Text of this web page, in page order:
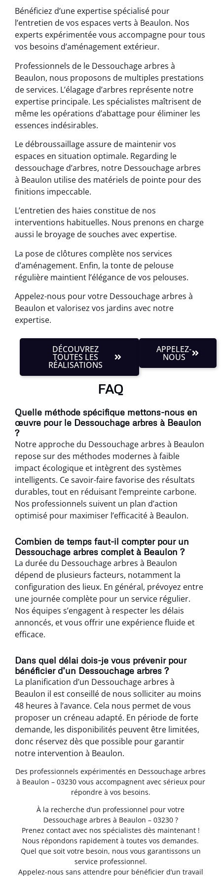
Bénéficiez d’une expertise spécialisé pour
l’entretien de vos espaces verts à Beaulon. Nos
experts expérimentée vous accompagne pour tous
vos besoins d’aménagement extérieur.
Professionnels de le Dessouchage arbres à
Beaulon, nous proposons de multiples prestations
de services. L’élagage d’arbres représente notre
expertise principale. Les spécialistes maîtrisent de
même les opérations d’abattage pour éliminer les
essences indésirables.
Le débroussaillage assure de maintenir vos
espaces en situation optimale. Regarding le
dessouchage d’arbres, notre Dessouchage arbres
à Beaulon utilise des matériels de pointe pour des
finitions impeccable.
L’entretien des haies constitue de nos
interventions habituelles. Nous prenons en charge
aussi le broyage de souches avec expertise.
La pose de clôtures complète nos services
d’aménagement. Enfin, la tonte de pelouse
régulière maintient l’élégance de vos pelouses.
Appelez-nous pour votre Dessouchage arbres à
Beaulon et valorisez vos jardins avec notre
expertise.
DÉCOUVREZ
TOUTES LES
RÉALISATIONS
APPELEZ-
NOUS
FAQ
Quelle méthode spécifique mettons-nous en
œuvre pour le Dessouchage arbres à Beaulon
?
Notre approche du Dessouchage arbres à Beaulon
repose sur des méthodes modernes à faible
impact écologique et intègrent des systèmes
intelligents. Ce savoir-faire favorise des résultats
durables, tout en réduisant l’empreinte carbone.
Nos professionnels suivent un plan d’action
optimisé pour maximiser l’efficacité à Beaulon.
Combien de temps faut-il compter pour un
Dessouchage arbres complet à Beaulon ?
La durée du Dessouchage arbres à Beaulon
dépend de plusieurs facteurs, notamment la
configuration des lieux. En général, prévoyez entre
une journée complète pour un service régulier.
Nos équipes s’engagent à respecter les délais
annoncés, et vous offrir une expérience fluide et
efficace.
Dans quel délai dois-je vous prévenir pour
bénéficier d’un Dessouchage arbres ?
La planification d’un Dessouchage arbres à
Beaulon il est conseillé de nous solliciter au moins
48 heures à l’avance. Cela nous permet de vous
proposer un créneau adapté. En période de forte
demande, les disponibilités peuvent être limitées,
donc réservez dès que possible pour garantir
notre intervention à Beaulon.
Des professionnels expérimentés en Dessouchage arbres
à Beaulon – 03230 vous accompagnent avec sérieux pour
répondre à vos besoins.
À la recherche d’un professionnel pour votre
Dessouchage arbres à Beaulon – 03230 ?
Prenez contact avec nos spécialistes dès maintenant !
Nous répondons rapidement à toutes vos demandes.
Quel que soit votre besoin, nous vous garantissons un
service professionnel.
Appelez-nous sans attendre pour bénéficier d’un travail